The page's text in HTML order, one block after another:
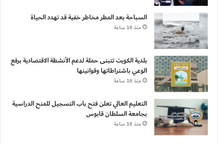
السباحة بعد المطر مخاطر خفية قد تهدد الحياة
منذ 16 ساعة
بلدية الكويت تتبنى حملة لدعم الأنشطة الاقتصادية برفع
الوعي باشتراطاتها وقوانينها
منذ 16 ساعة
التعليم العالي تعلن فتح باب التسجيل للمنح الدراسية
بجامعة السلطان قابوس
منذ 16 ساعة